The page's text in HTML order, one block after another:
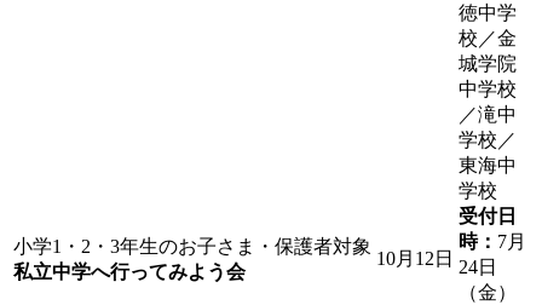
小学1・2・3年生のお子さま・保護者対象
私立中学へ行ってみよう会
10月12日
徳中学
校／金
城学院
中学校
／滝中
学校／
東海中
学校
受付日
時： 7月
24日
（金）